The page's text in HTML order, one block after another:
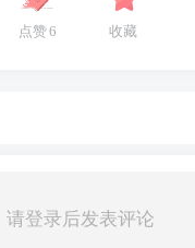
点赞6 收藏
请登录后发表评论